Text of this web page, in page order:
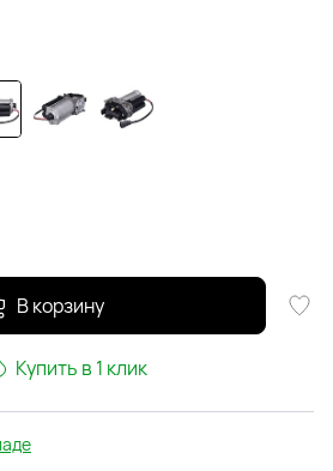
В корзину
Купить в 1 клик